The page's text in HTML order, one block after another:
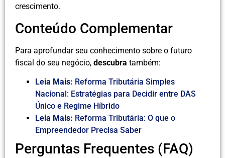
crescimento.
Conteúdo Complementar
Para aprofundar seu conhecimento sobre o futuro
fiscal do seu negócio, descubra também:
Leia Mais: Reforma Tributária Simples
Nacional: Estratégias para Decidir entre DAS
Único e Regime Híbrido
Leia Mais: Reforma Tributária: O que o
Empreendedor Precisa Saber
Perguntas Frequentes (FAQ)